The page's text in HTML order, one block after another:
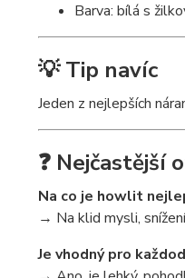
Barva: bílá s
💡 Tip navíc
Jeden z nejlepších
❓ Nejčastější
Na co je howlit
→ Na klid mysli,
Je vhodný pro